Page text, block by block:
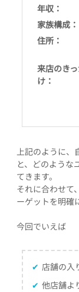
年収：
家族構成：
住所：
来店のき
け：
上記のように
と、どのような
てきます。
それに合わせて
ーゲットを明確
今回でいえば
✔ 店舗の入
✔ 他店舗よ